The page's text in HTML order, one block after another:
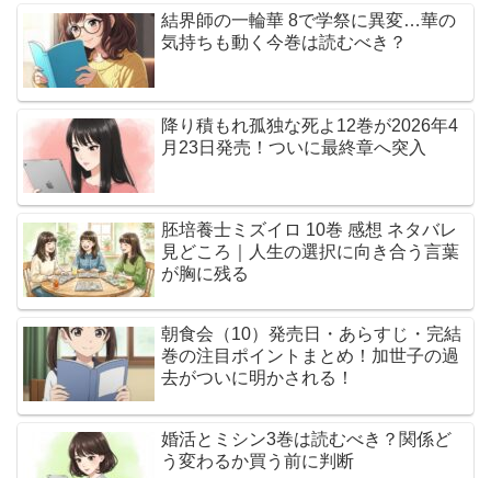
結界師の一輪華 8で学祭に異変…華の
気持ちも動く今巻は読むべき？
降り積もれ孤独な死よ12巻が2026年4
月23日発売！ついに最終章へ突入
胚培養士ミズイロ 10巻 感想 ネタバレ
見どころ｜人生の選択に向き合う言葉
が胸に残る
朝食会（10）発売日・あらすじ・完結
巻の注目ポイントまとめ！加世子の過
去がついに明かされる！
婚活とミシン3巻は読むべき？関係ど
う変わるか買う前に判断